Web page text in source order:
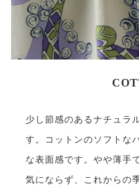
少し節感のあるナチュラ
す。コットンのソフトな
な表面感です。やや薄手
気にならず、これからの